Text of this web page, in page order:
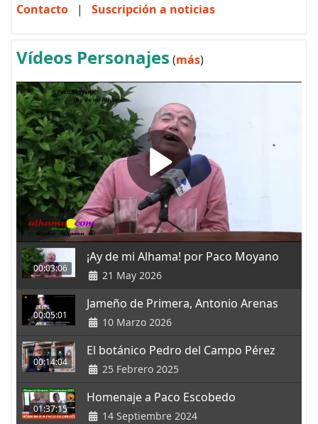
Contacto | Suscripción a noticias
Vídeos Personajes (más)
00:03:06
¡Ay de mi Alhama! por Paco Moyano
21 May 2026
00:05:01
Jameño de Primera, Antonio Arenas
10 Marzo 2026
00:14:04
El botánico Pedro del Campo Pérez
25 Febrero 2025
01:37:15
Homenaje a Paco Escobedo
14 Septiembre 2024